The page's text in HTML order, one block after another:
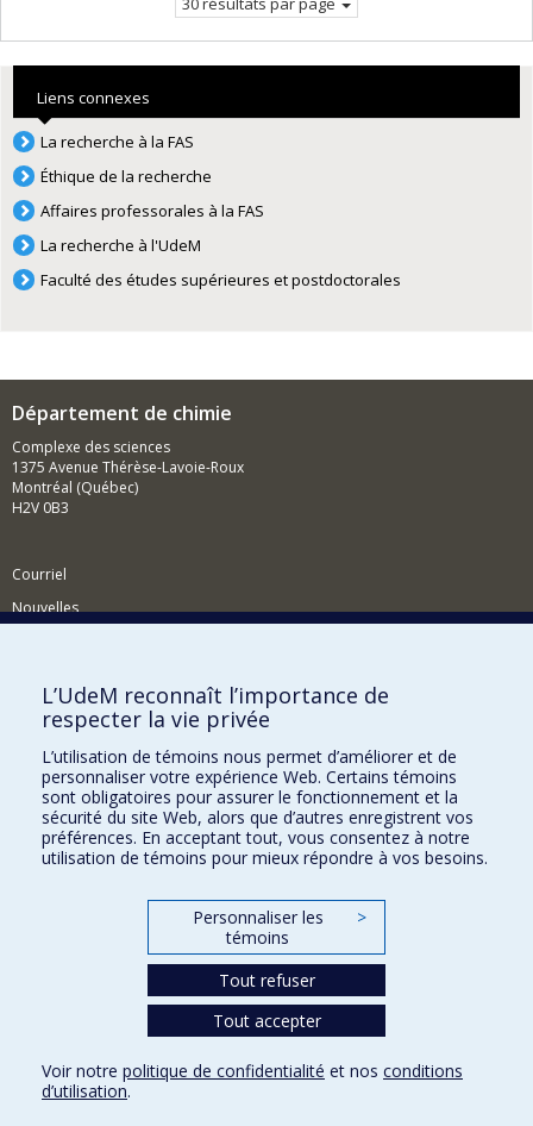
Liens connexes
La recherche à la FAS
Éthique de la recherche
Affaires professorales à la FAS
La recherche à l'UdeM
Faculté des études supérieures et postdoctorales
Département de chimie
Complexe des sciences
1375 Avenue Thérèse-Lavoie-Roux
Montréal (Québec)
H2V 0B3
Courriel
Nouvelles
Comment soutenir le Département?
BESOIN D'AIDE?
Plan du site
Signaler une erreur
Accessibilité
FACULTÉ DES ARTS ET DES SCIENCES
Nos départements et écoles
Conditions d’utilisation
L’UdeM reconnaît l’importance de
respecter la vie privée
L’utilisation de témoins nous permet d’améliorer et de
personnaliser votre expérience Web. Certains témoins
sont obligatoires pour assurer le fonctionnement et la
sécurité du site Web, alors que d’autres enregistrent vos
préférences. En acceptant tout, vous consentez à notre
utilisation de témoins pour mieux répondre à vos besoins.
Personnaliser les
témoins
>
Tout refuser
Tout accepter
Voir notre politique de confidentialité et nos conditions
d’utilisation.